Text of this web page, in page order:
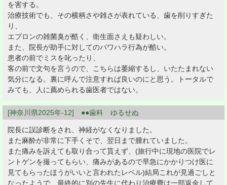
を害する。
治療技術でも、その横柄さや雑さが表れている、歯を削りすぎた
り、
エプロンの雑菌臭が酷く、衛生面さえも疑わしい。
また、院長が助手に対してのパワハラ行為が酷い。
患者の前でミスを叱ったり、
客の前で文句を言うので、こちらは萎縮するし、いたたまれない
気分になる。裏に呼んで注意すれば良いのにと思う。トータルで
みても、人に薦められる歯医者ではない。
[神奈川県2025年-12] ●●歯科 ゆるせぬ
院長に誤診断をされ、神経がなくなりました。
また麻酔が非常に下手くそで、翌日まで腫れていました。
また痛みを訴えても取り合って貰えず、(旅行中に現地の医院でレ
ントゲンを撮ってもらい、痛みがあるので早急にかかりつけ医に
見てもらったほうがいいと言われたレベル)結局これが見過ごしと
なったようで、最終的に別の先生に代わり治療費は一部返金して